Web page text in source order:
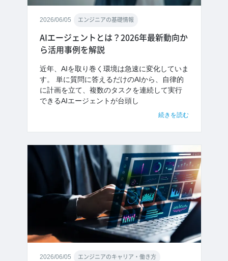
2026/06/05 エンジニアの基礎情報
AIエージェントとは？2026年最新動向か
ら活用事例を解説
近年、AIを取り巻く環境は急速に変化していま
す。 単に質問に答えるだけのAIから、自律的
に計画を立て、複数のタスクを連続して実行
できるAIエージェントが台頭し
続きを読む
2026/06/05 エンジニアのキャリア・働き方